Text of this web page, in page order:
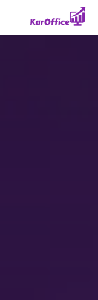
Skip to Content